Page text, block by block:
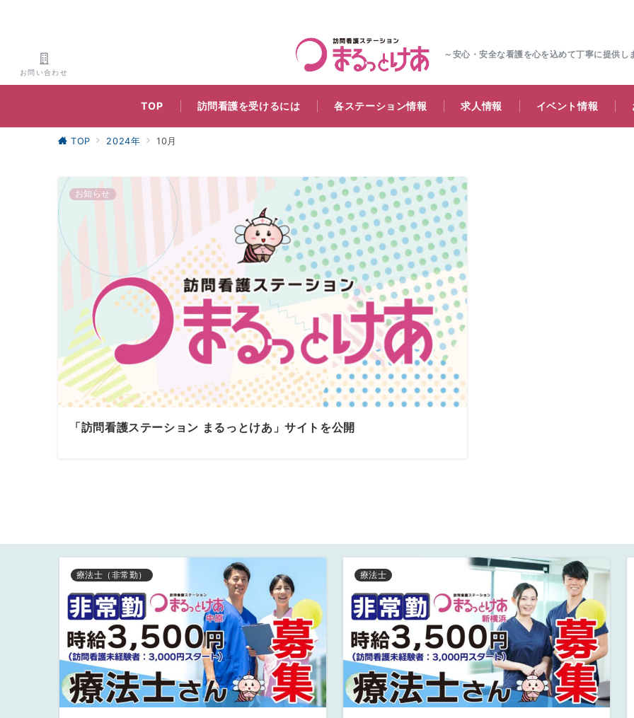
～安心・安全な看護を心を込めて丁寧に提供し
お問い合わせ
TOP 訪問看護を受けるには 各ステーション情報 求人情報 イベント情報
TOP 2024年 10月
お知らせ
「訪問看護ステーション まるっとけあ」サイトを公開
療法士（非常勤） 療法士